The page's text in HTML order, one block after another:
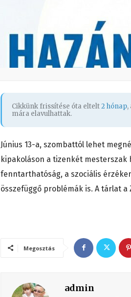
Cikkünk frissítése óta eltelt2 hónap,
mára elavulhattak.
Június 13-a, szombattól lehet
kipakoláson a tizenkét
fenntarthatóság, a szociális
összefüggő problémák is. A tárlat
Megosztás
admin